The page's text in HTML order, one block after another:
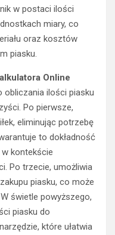
w postaci ilości
miary, co
oraz kosztów
piasku.
Online
obliczania ilości piasku
Po pierwsze,
eliminując potrzebę
to dokładność
kontekście
Po trzecie, umożliwia
piasku, co może
świetle powyższego,
piasku do
które ułatwia